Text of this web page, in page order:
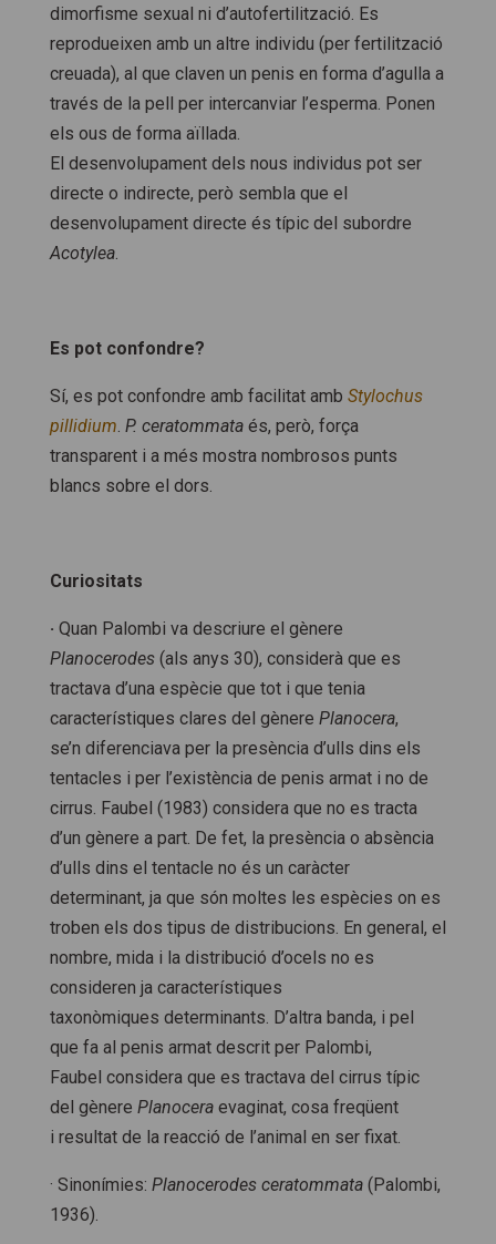
dimorfisme sexual ni d’autofertilització. Es
reprodueixen amb un altre individu (per fertilització
creuada), al que claven un penis en forma d’agulla a
través de la pell per intercanviar l’esperma. Ponen
els ous de forma aïllada.
El desenvolupament dels nous individus pot ser
directe o indirecte, però sembla que el
desenvolupament directe és típic del subordre
Acotylea.
Es pot confondre?
Sí, es pot confondre amb facilitat amb Stylochus
pillidium. P. ceratommataés, però, força
transparent i a més mostra nombrosos punts
blancs sobre el dors.
Curiositats
· Quan Palombi va descriure el gènere
Planocerodes (als anys 30), considerà que es
tractava d’una espècie que tot i que tenia
característiques clares del gènere Planocera,
se’n diferenciava per la presència d’ulls dins els
tentacles i per l’existència de penis armat i no de
cirrus. Faubel (1983) considera que no es tracta
d’un gènere a part. De fet, la presència o absència
d’ulls dins el tentacle no és un caràcter
determinant, ja que són moltes les espècies on es
troben els dos tipus de distribucions. En general, el
nombre, mida i la distribució d’ocels no es
consideren ja característiques
taxonòmiques determinants. D’altra banda, i pel
que fa al penis armat descrit per Palombi,
Faubel considera que es tractava del cirrus típic
del gènere Planoceraevaginat, cosa freqüent
i resultat de la reacció de l’animal en ser fixat.
· Sinonímies: Planocerodes ceratommata(Palombi,
1936).